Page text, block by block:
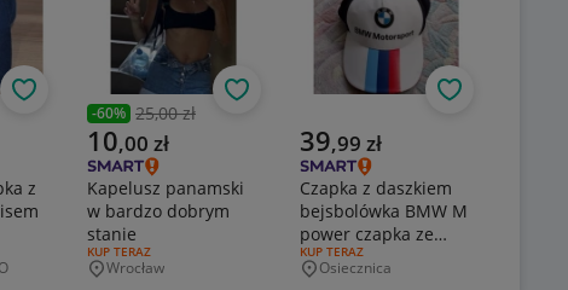
z
Obserwuj
Poprzednia cena
-60% 25,00 zł
Aktualna cena
10,00 zł
Kapelusz panamski
w bardzo dobrym
stanie
RODZAJ OFERTY:
KUP TERAZ
Miejscowość
Wrocław
Obserwuj
Aktualna cena
39,99 zł
Czapka z daszkiem
bejsbolówka BMW M
power czapka ze
znaczkiem BMW
RODZAJ OFERTY:
KUP TERAZ
Miejscowość
Osiecznica
Obserwuj